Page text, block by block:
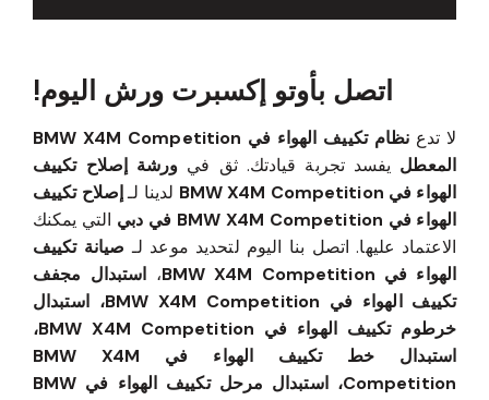
اتصل بأوتو إكسبرت ورش اليوم!
لا تدع
نظام تكييف الهواء في BMW X4M Competition
المعطل يفسد تجربة قيادتك. ثق في ورشة إصلاح تكييف
الهواء في BMW X4M Competition
لدينا لـإصلاح تكييف
الهواء في BMW X4M Competition في دبي
التي يمكنك
الاعتماد عليها. اتصل بنا اليوم لتحديد موعد لـ صيانة تكييف
الهواء في BMW X4M Competition
، استبدال مجفف
تكييف الهواء في BMW X4M Competition، استبدال
خرطوم تكييف الهواء في BMW X4M Competition،
استبدال خط تكييف الهواء في BMW X4M
Competition، استبدال مرحل تكييف الهواء في BMW